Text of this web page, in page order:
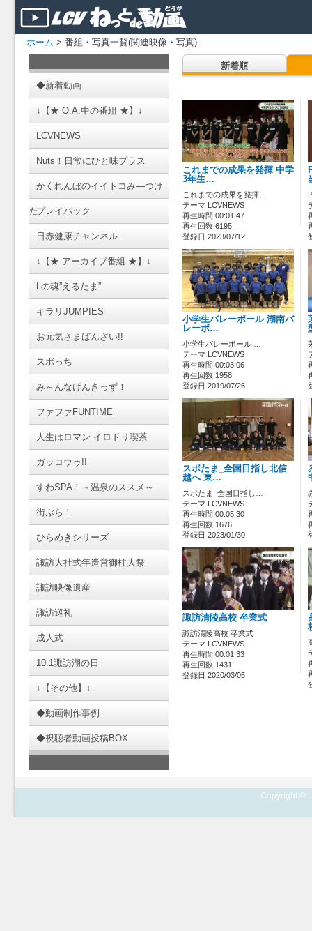
ホーム > 番組・写真一覧(関連映像・写真)
◆新着動画
↓【★ O.A.中の番組 ★】↓
LCVNEWS
Nuts！日常にひと味プラス
かくれんぼのイイトコみ―つけ
たプレイバック
日赤健康チャンネル
↓【★ アーカイブ番組 ★】↓
Lの魂”えるたま”
キラリJUMPIES
お元気さまばんざい!!
スポっち
み～んなげんきっず！
ファファFUNTIME
人生はロマン イロドリ喫茶
ガッコウゥ!!
すわSPA！～温泉のススメ～
街ぶら！
ひらめきシリーズ
諏訪大社式年造営御柱大祭
諏訪映像遺産
諏訪巡礼
成人式
10.1諏訪湖の日
↓【その他】↓
◆動画制作事例
◆視聴者動画投稿BOX
新着順
これまでの成果を発揮 中学
3年生…
これまでの成果を発揮…
テーマ LCVNEWS
再生時間 00:01:47
再生回数 6195
登録日 2023/07/12
小学生バレーボール 湖南バ
レーボ…
小学生バレーボール …
テーマ LCVNEWS
再生時間 00:03:06
再生回数 1958
登録日 2019/07/26
スポたま_全国目指し北信
越へ 東…
スポたま_全国目指し…
テーマ LCVNEWS
再生時間 00:05:30
再生回数 1676
登録日 2023/01/30
諏訪清陵高校 卒業式
諏訪清陵高校 卒業式
テーマ LCVNEWS
再生時間 00:01:33
再生回数 1431
登録日 2020/03/05
Copyright ©